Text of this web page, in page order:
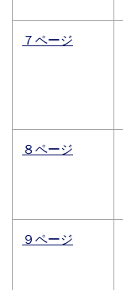
７ページ
８ページ
９ページ